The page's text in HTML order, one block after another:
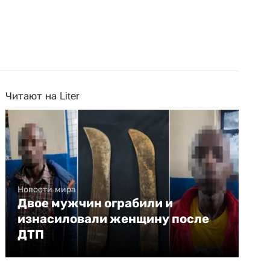
Читают на Liter
Новости мира
Двое мужчин ограбили и
изнасиловали женщину после
ДТП